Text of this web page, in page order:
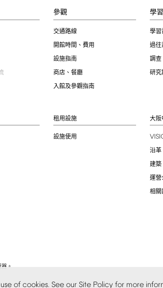
use of cookies. See our Site Policy for more
參觀
交通路線
開館時間、費用
設施指南
商店、餐廳
入館及參觀指南
學習
學習
過往
調查
研究
租用設施
設施使用
大阪
沿革
建築
運營
相關
。